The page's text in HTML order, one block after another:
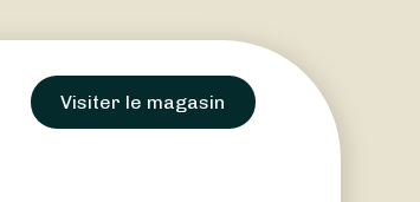
Visiter le magasin